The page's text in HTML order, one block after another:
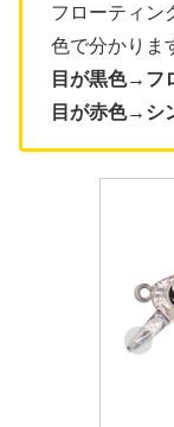
フローティン
色で分かりま
目が黒色→フ
目が赤色→シ